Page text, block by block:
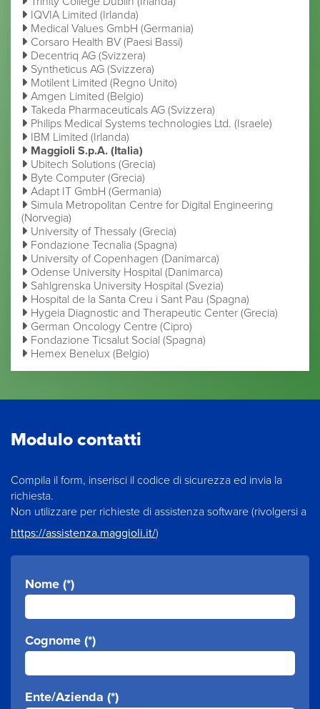
IQVIA Limited (Irlanda)
Medical Values GmbH (Germania)
Corsaro Health BV (Paesi Bassi)
Decentriq AG (Svizzera)
Syntheticus AG (Svizzera)
Motilent Limited (Regno Unito)
Amgen Limited (Belgio)
Takeda Pharmaceuticals AG (Svizzera)
Philips Medical Systems technologies Ltd. (Israele)
IBM Limited (Irlanda)
Maggioli S.p.A. (Italia)
Ubitech Solutions (Grecia)
Byte Computer (Grecia)
Adapt IT GmbH (Germania)
Simula Metropolitan Centre for Digital Engineering
(Norvegia)
University of Thessaly (Grecia)
Fondazione Tecnalia (Spagna)
University of Copenhagen (Danimarca)
Odense University Hospital (Danimarca)
Sahlgrenska University Hospital (Svezia)
Hospital de la Santa Creu i Sant Pau (Spagna)
Hygeia Diagnostic and Therapeutic Center (Grecia)
German Oncology Centre (Cipro)
Fondazione Ticsalut Social (Spagna)
Hemex Benelux (Belgio)
Modulo contatti
Compila il form, inserisci il codice di sicurezza ed invia la
richiesta.
Non utilizzare per richieste di assistenza software (rivolgersi a
https://assistenza.maggioli.it/)
Nome (*)
Cognome (*)
Ente/Azienda (*)